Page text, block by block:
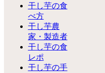
干し芋の食
べ方
干し芋農
家・製造者
干し芋の食
レポ
干し芋の手